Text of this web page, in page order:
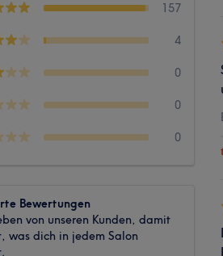
157
4
0
0
0
Bewertungen
von unseren Kunden, damit
was dich in jedem Salon